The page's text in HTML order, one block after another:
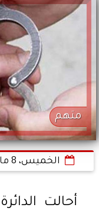
متهم
الخميس، 8 مايو 2025
أحالت